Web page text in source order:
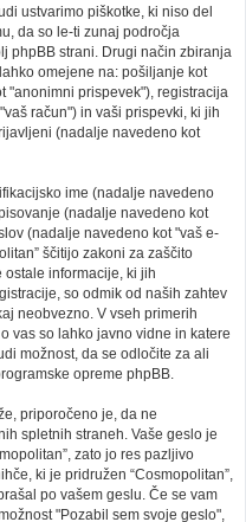
ustvarimo piškotke, ki niso del
da so le-ti zunaj področja
phpBB strani. Drugi način zbiranja
omejene na: pošiljanje kot
"anonimni prispevek"), registracija
račun") in vaši prispevki, ki jih
(nadalje navedeno kot
ime (nadalje navedeno
(nadalje navedeno kot
(nadalje navedeno kot "vaš e-
ščitijo zakoni za zaščito
ostale informacije, ki jih
so odmik od naših zahtev
neobvezno. V vseh primerih
vas so lahko javno vidne in katere
možnost, da se odločite za ali
opreme phpBB.
priporočeno je, da ne
spletnih straneh. Vaše geslo je
zato jo res pazljivo
ki je pridružen “Cosmopolitan”,
po vašem geslu. Če se vam
"Pozabil sem svoje geslo",